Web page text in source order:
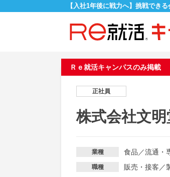
【入社1年後に戦力へ】挑戦でき
Ｒｅ就活キャンパスのみ掲載
正社員
株式会社文
業種 食品 ／流通・
職種 販売・接客 ／